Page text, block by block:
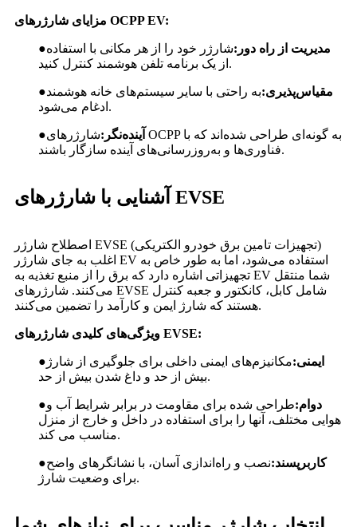
مزایای شارژرهای OCPP EV:
● مدیریت از راه دور:شارژر خود را از هر مکانی با استفاده
از یک برنامه تلفن هوشمند کنترل کنید.
● مقیاس‌پذیری:به راحتی با سایر سیستم‌های خانه هوشمند
ادغام می‌شود.
● آینده‌نگر:شارژرهای OCPP به گونه‌ای طراحی شده‌اند که با
فناوری‌ها و به‌روزرسانی‌های آینده سازگار باشند.
آشنایی با شارژرهای EVSE
اصطلاح شارژر EVSE (تجهیزات تامین برق خودرو الکتریکی)
اغلب به جای شارژر EV استفاده می‌شود، اما به طور خاص به
تجهیزاتی اشاره دارد که برق را از منبع تغذیه به EV شما منتقل
می‌کنند. شارژرهای EVSE شامل کابل، کانکتور و جعبه کنترل
هستند که شارژ ایمن و کارآمد را تضمین می‌کنند.
ویژگی‌های کلیدی شارژرهای EVSE:
● ایمنی:مکانیزم‌های ایمنی داخلی برای جلوگیری از شارژ
بیش از حد و داغ شدن بیش از حد.
● دوام:طراحی شده برای مقاومت در برابر شرایط آب و
هوایی مختلف، آنها را برای استفاده در داخل و خارج از منزل
مناسب می کند.
● کاربرپسند:نصب و راه‌اندازی آسان، با نشانگرهای واضح
برای وضعیت شارژ.